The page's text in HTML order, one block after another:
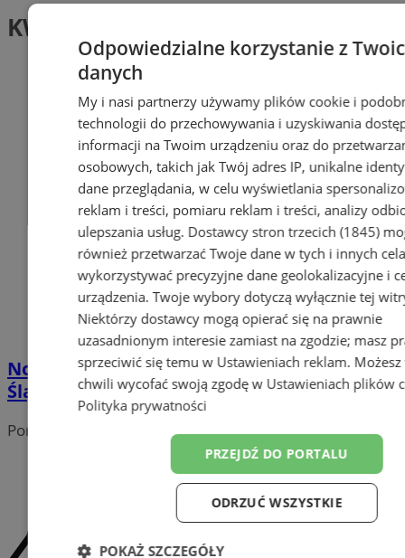
KWRiST (1)
Nowa rola prezydenta Wodzisławia
Śląskiego – współprzewodniczący KWRiST
Portal należy do sieci
Odpowiedzialne korzystanie z
danych
My i nasi partnerzy używamy plików cookie i
technologii do przechowywania i uzyskiwania
informacji na Twoim urządzeniu oraz do
osobowych, takich jak Twój adres IP, unikalne
dane przeglądania, w celu wyświetlania
reklam i treści, pomiaru reklam i treści, analizy
ulepszania usług. Dostawcy stron trzecich (1845)
również przetwarzać Twoje dane w tych i innych
wykorzystywać precyzyjne dane geolokalizacyjne i
urządzenia. Twoje wybory dotyczą wyłącznie tej
Niektórzy dostawcy mogą opierać się na prawnie
uzasadnionym interesie zamiast na zgodzie; masz
sprzeciwić się temu w Ustawieniach reklam.
chwili wycofać swoją zgodę w Ustawieniach plików
Polityka prywatności
PRZEJDŹ DO PORTALU
ODRZUĆ WSZYSTKIE
POKAŻ SZCZEGÓŁY